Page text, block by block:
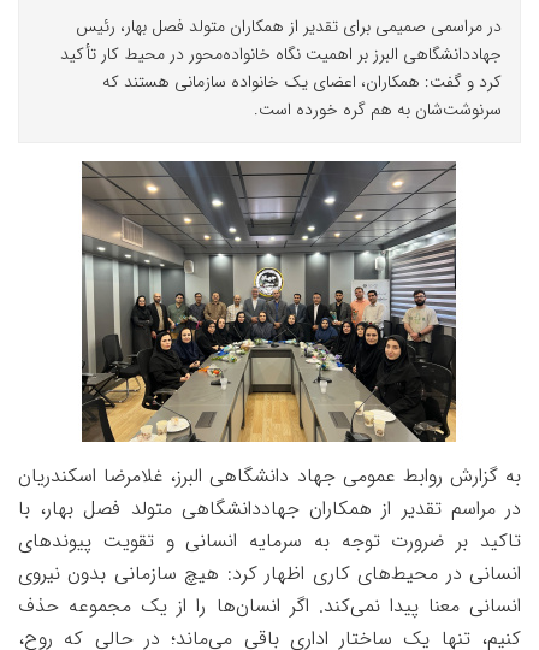
در مراسمی صمیمی برای تقدیر از همکاران متولد فصل بهار، رئیس
جهاددانشگاهی البرز بر اهمیت نگاه خانواده‌محور در محیط کار تأکید
کرد و گفت: همکاران، اعضای یک خانواده سازمانی هستند که
سرنوشت‌شان به هم گره خورده است.
به گزارش روابط عمومی جهاد دانشگاهی البرز، غلامرضا اسکندریان
در مراسم تقدیر از همکاران جهاددانشگاهی متولد فصل بهار، با
تاکید بر ضرورت توجه به سرمایه انسانی و تقویت پیوندهای
انسانی در محیط‌های کاری اظهار کرد: هیچ سازمانی بدون نیروی
انسانی معنا پیدا نمی‌کند. اگر انسان‌ها را از یک مجموعه حذف
کنیم، تنها یک ساختار اداری باقی می‌ماند؛ در حالی که روح،